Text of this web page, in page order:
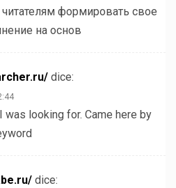
формировать свое
на основ
dice:
was looking for. Came here by
dice: